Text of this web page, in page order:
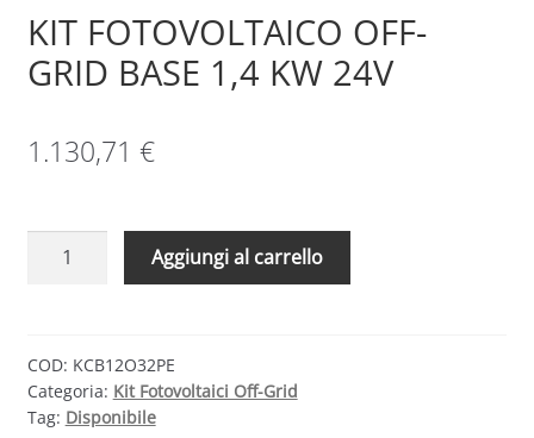
KIT FOTOVOLTAICO OFF-
GRID BASE 1,4 KW 24V
1.130,71 €
FOTOVOLTAICO
BASE
1,4
KW
Aggiungi al carrello
COD: KCB12O32PE
Categoria: Kit Fotovoltaici Off-Grid
Tag: Disponibile